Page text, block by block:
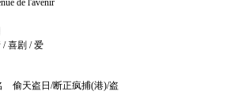
de l'avenir
剧 / 爱
天盗日/断正疯捕(港)/盗